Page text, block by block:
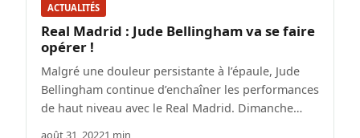
ACTUALITÉS
Real Madrid : Jude Bellingham va se faire
opérer !
Malgré une douleur persistante à l’épaule, Jude
Bellingham continue d’enchaîner les performances
de haut niveau avec le Real Madrid. Dimanche…
août 31, 20221 min